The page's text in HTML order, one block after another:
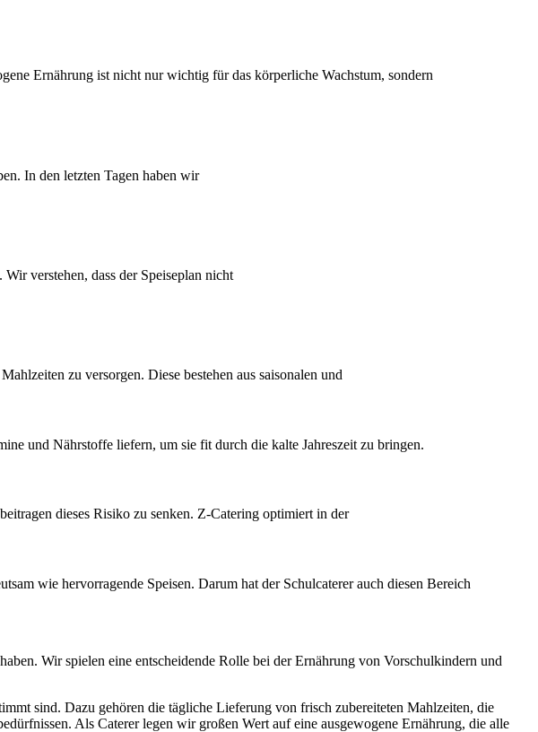
Ernährung ist nicht nur wichtig für das körperliche Wachstum, sondern
In den letzten Tagen haben wir
verstehen, dass der Speiseplan nicht
zu versorgen. Diese bestehen aus saisonalen und
und Nährstoffe liefern, um sie fit durch die kalte Jahreszeit zu bringen.
dieses Risiko zu senken. Z-Catering optimiert in der
wie hervorragende Speisen. Darum hat der Schulcaterer auch diesen Bereich
Wir spielen eine entscheidende Rolle bei der Ernährung von Vorschulkindern und
sind. Dazu gehören die tägliche Lieferung von frisch zubereiteten Mahlzeiten, die
Als Caterer legen wir großen Wert auf eine ausgewogene Ernährung, die alle